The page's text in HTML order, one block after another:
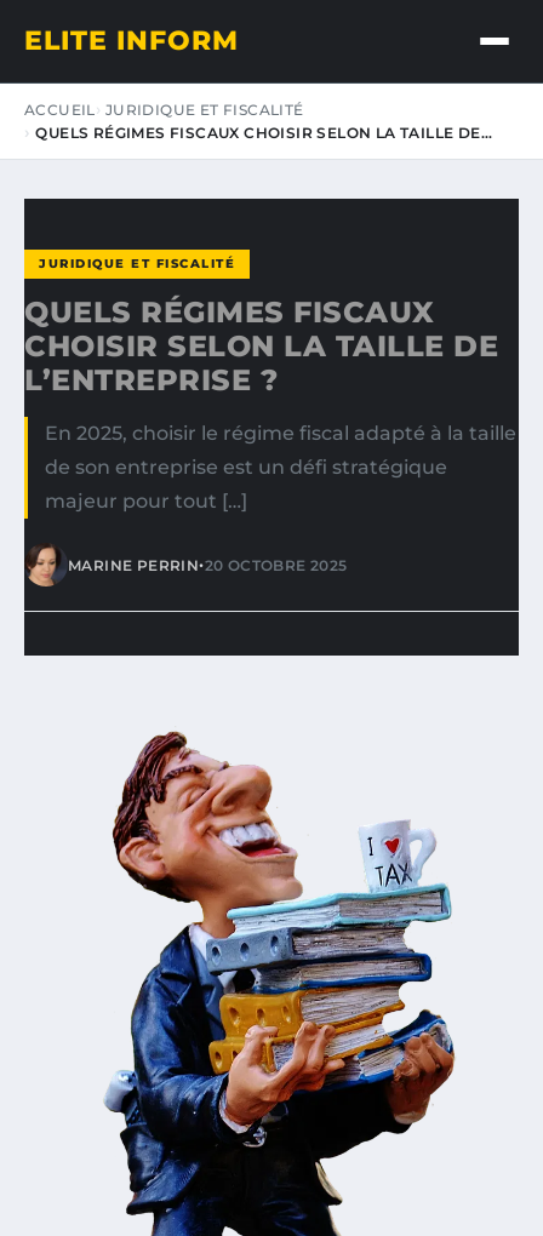
ELITE INFORM
ACCUEIL JURIDIQUE ET FISCALITÉ
QUELS RÉGIMES FISCAUX CHOISIR SELON LA TAILLE DE…
JURIDIQUE ET FISCALITÉ
QUELS RÉGIMES FISCAUX
CHOISIR SELON LA TAILLE DE
L’ENTREPRISE ?
En 2025, choisir le régime fiscal adapté à la taille
de son entreprise est un défi stratégique
majeur pour tout […]
MARINE PERRIN•20 OCTOBRE 2025